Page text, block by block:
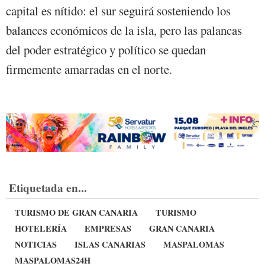
capital es nítido: el sur seguirá sosteniendo los
balances económicos de la isla, pero las palancas
del poder estratégico y político se quedan
firmemente amarradas en el norte.
Etiquetada en...
TURISMO DE GRAN CANARIA
TURISMO
HOTELERÍA
EMPRESAS
GRAN CANARIA
NOTICIAS
ISLAS CANARIAS
MASPALOMAS
MASPALOMAS24H